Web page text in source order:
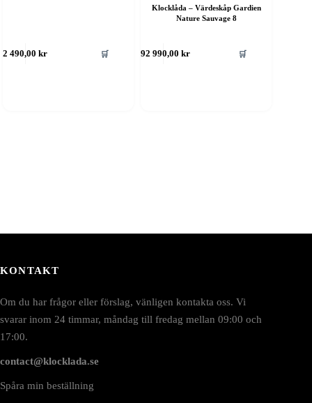
2 490,00kr 🛒
Klocklåda – Värdeskåp Gardien
Nature Sauvage 8
892 990,00kr 🛒
KONTAKT
Om du har frågor eller förslag, vänligen kontakta oss. Vi
svarar inom 24 timmar, måndag till fredag mellan 09:00 och
17:00.
contact@klocklada.se
Spåra min beställning